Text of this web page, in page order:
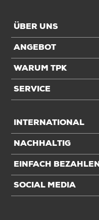
ÜBER UNS
ANGEBOT
WARUM TPK
SERVICE
INTERNATIONAL
NACHHALTIG
EINFACH BEZAHLEN
SOCIAL MEDIA